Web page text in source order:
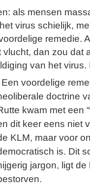
als mensen
virus schielijk,
remedie.
dan zou dat
van het virus.
Een voordelige
doctrine
kwam met een
dit keer eens niet
KLM, maar voor
is. Dit
jargon, ligt